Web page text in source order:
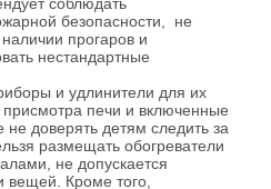
соблюдать
безопасности, не
прогаров и
нестандартные
и удлинители для их
присмотра печи и включенные
доверять детям следить за
размещать обогреватели
не допускается
вещей. Кроме того,